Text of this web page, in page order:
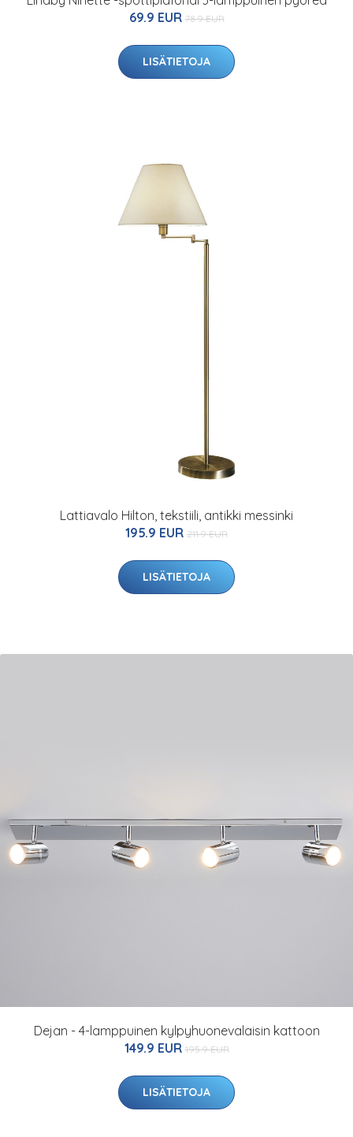
69.9 EUR 78.9 EUR
LISÄTIETOJA
Lattiavalo Hilton, tekstiili, antikki messinki
195.9 EUR 211.9 EUR
LISÄTIETOJA
Dejan - 4-lamppuinen kylpyhuonevalaisin kattoon
149.9 EUR 195.9 EUR
LISÄTIETOJA